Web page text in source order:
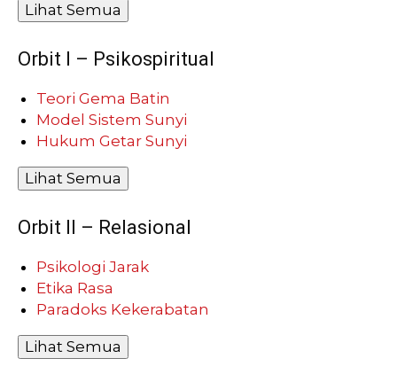
Lihat Semua
Orbit I – Psikospiritual
Teori Gema Batin
Model Sistem Sunyi
Hukum Getar Sunyi
Lihat Semua
Orbit II – Relasional
Psikologi Jarak
Etika Rasa
Paradoks Kekerabatan
Lihat Semua